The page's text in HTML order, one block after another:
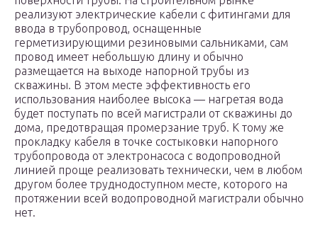
реализуют электрические кабели с фитингами для
ввода в трубопровод, оснащенные
герметизирующими резиновыми сальниками, сам
провод имеет небольшую длину и обычно
размещается на выходе напорной трубы из
скважины. В этом месте эффективность его
использования наиболее высока — нагретая вода
будет поступать по всей магистрали от скважины до
дома, предотвращая промерзание труб. К тому же
прокладку кабеля в точке состыковки напорного
трубопровода от электронасоса с водопроводной
линией проще реализовать технически, чем в любом
другом более труднодоступном месте, которого на
протяжении всей водопроводной магистрали обычно
нет.